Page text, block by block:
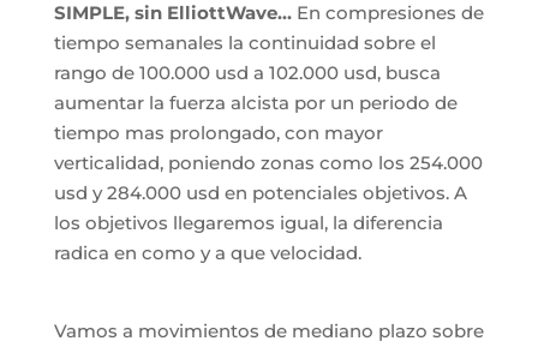
SIMPLE, sin ElliottWave… En compresiones de
tiempo semanales la continuidad sobre el
rango de 100.000 usd a 102.000 usd, busca
aumentar la fuerza alcista por un periodo de
tiempo mas prolongado, con mayor
verticalidad, poniendo zonas como los 254.000
usd y 284.000 usd en potenciales objetivos. A
los objetivos llegaremos igual, la diferencia
radica en como y a que velocidad.
Vamos a movimientos de mediano plazo sobre